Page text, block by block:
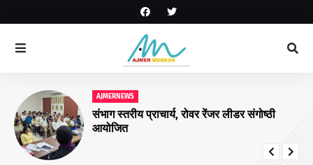
AJMERNEWS
संभाग स्तरीय प्राचार्य, रोवर रेंजर लीडर संगोष्ठी
आयोजित